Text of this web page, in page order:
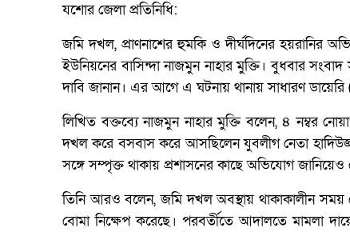
যশোর জেলা প্রতিনিধি:
জমি দখল, প্রাণনাশের হুমকি ও দীর্ঘদিনের হয়রানির
ইউনিয়নের বাসিন্দা নাজমুন নাহার মুক্তি। বুধবার
দাবি জানান। এর আগে এ ঘটনায় থানায় সাধারণ ডায়েরি
লিখিত বক্তব্যে নাজমুন নাহার মুক্তি বলেন, ৪ নম্বর
দখল করে বসবাস করে আসছিলেন যুবলীগ নেতা
সঙ্গে সম্পৃক্ত থাকায় প্রশাসনের কাছে অভিযোগ
তিনি আরও বলেন, জমি দখল অবস্থায় থাকাকালীন সময়
বোমা নিক্ষেপ করেছে। পরবর্তীতে আদালতে মামলা